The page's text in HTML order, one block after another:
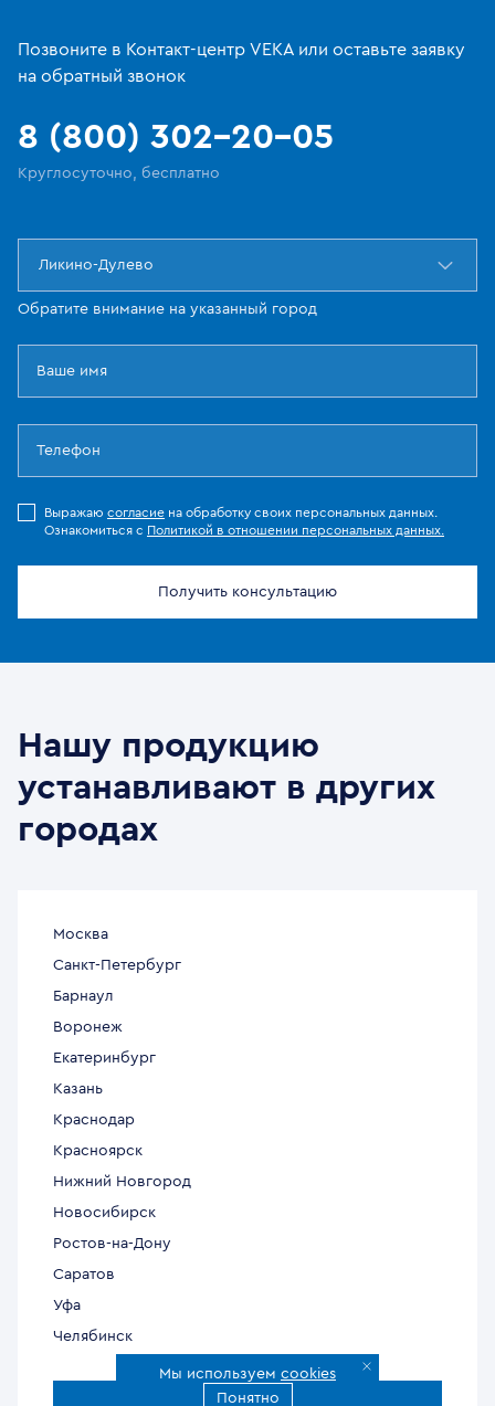
Позвоните в Контакт-центр VEKA или оставьте заявку
на обратный звонок
8 (800) 302-20-05
Круглосуточно, бесплатно
Ликино-Дулево
Обратите внимание на указанный город
Выражаю согласие на обработку своих персональных данных.
Ознакомиться с Политикой в отношении персональных данных.
Получить консультацию
Нашу продукцию
устанавливают в других
городах
Москва
Санкт-Петербург
Барнаул
Воронеж
Екатеринбург
Казань
Краснодар
Красноярск
Нижний Новгород
Новосибирск
Ростов-на-Дону
Саратов
Уфа
Челябинск
Мы используем cookies
Понятно